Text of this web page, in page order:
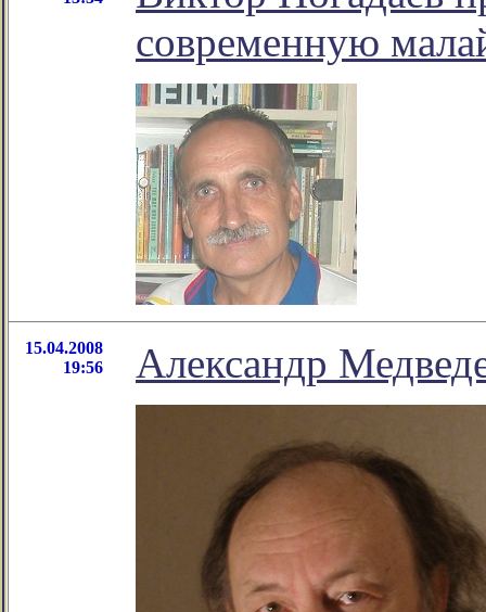
современную
15.04.2008
19:56
Александр